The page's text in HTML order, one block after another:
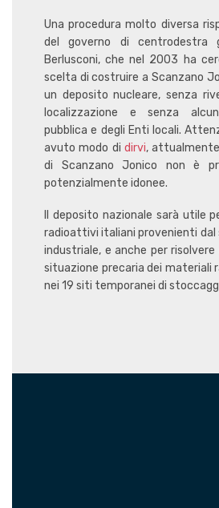
Una procedura molto diversa
del governo di centrodestra
Berlusconi, che nel 2003 ha
scelta di costruire a Scanzano
un deposito nucleare, senza
localizzazione e senza
pubblica e degli Enti locali.
avuto modo di dirvi, attualmente
di Scanzano Jonico non è
potenzialmente idonee.
Il deposito nazionale sarà utile
radioattivi italiani provenienti
industriale, e anche per
situazione precaria dei materiali
nei 19 siti temporanei di